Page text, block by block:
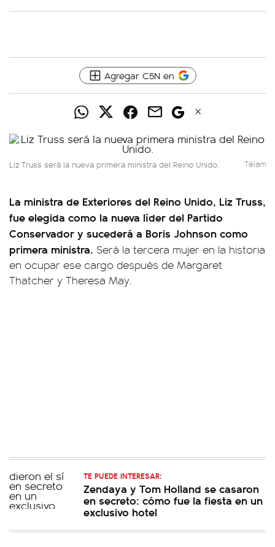
Agregar C5N en
Liz Truss será la nueva primera ministra del Reino Unido. Télam
La ministra de Exteriores del Reino Unido, Liz Truss,
fue elegida como la nueva líder del Partido
Conservador y sucederá a Boris Johnson como
primera ministra. Será la tercera mujer en la historia
en ocupar ese cargo después de Margaret
Thatcher y Theresa May.
TE PUEDE INTERESAR:
Zendaya y Tom Holland se casaron
en secreto: cómo fue la fiesta en un
exclusivo hotel